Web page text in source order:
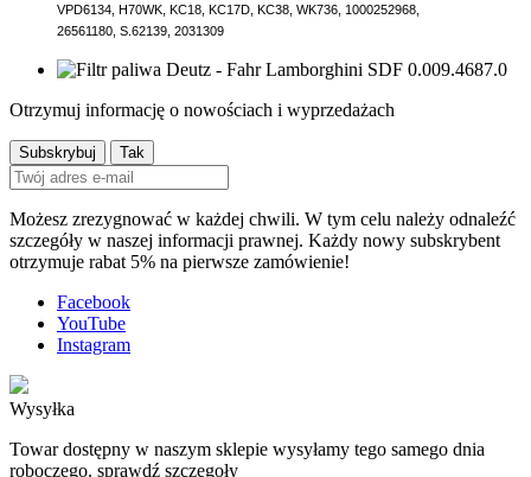
VPD6134, H70WK, KC18, KC17D, KC38, WK736, 1000252968,
26561180, S.62139, 2031309
Otrzymuj informację o nowościach i wyprzedażach
Możesz zrezygnować w każdej chwili. W tym celu należy odnaleźć
szczegóły w naszej informacji prawnej. Każdy nowy subskrybent
otrzymuje rabat 5% na pierwsze zamówienie!
Facebook
YouTube
Instagram
Wysyłka
Towar dostępny w naszym sklepie wysyłamy tego samego dnia
roboczego. sprawdź szczegoły